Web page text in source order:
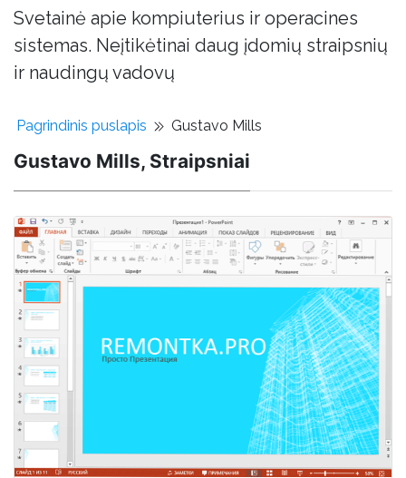
Svetainė apie kompiuterius ir operacines
sistemas. Neįtikėtinai daug įdomių straipsnių
ir naudingų vadovų
Pagrindinis puslapis Gustavo Mills
Gustavo Mills, Straipsniai